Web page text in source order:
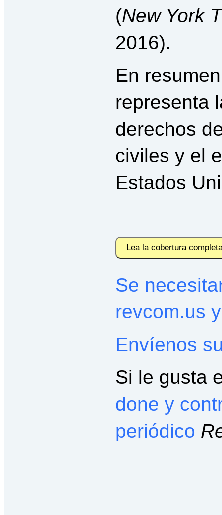
(New York
2016).
En
representa
derechos
civiles y el
Estados
Lea la cobertura
Se
revcom.us
Envíenos
Si le gusta
done y
periódico